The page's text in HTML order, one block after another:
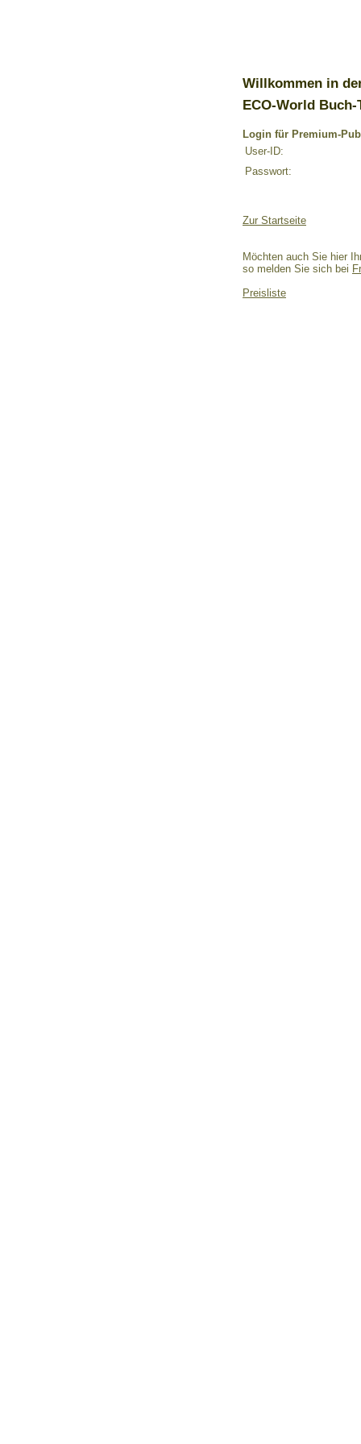
Willkommen in
ECO-World Buch-
Login für Premium-
User-ID:
Passwort:
Zur Startseite
Möchten auch Sie hier
so melden Sie sich bei
Preisliste